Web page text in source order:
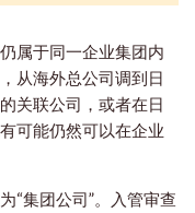
属于同一企业集团内
从海外总公司调到日
关联公司，或者在日
可能仍然可以在企业
“集团公司”。入管审查